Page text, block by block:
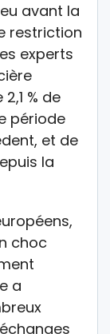
avant la
restriction
experts
% de
période
et de
la
choc
a